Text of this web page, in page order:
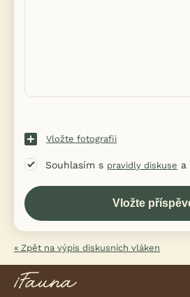
Vložte fotografii
Souhlasím s pravidly diskuse a
« Zpět na výpis diskusních vláken